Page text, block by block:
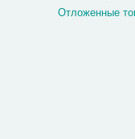
Отложенные